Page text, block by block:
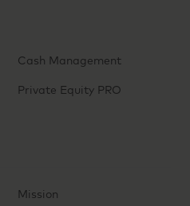
Cash Management
Private Equity PRO
Mission